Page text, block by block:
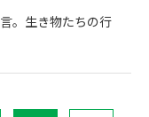
。生き物たちの行